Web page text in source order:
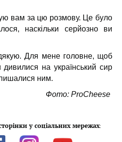
вам за цю розмову. Це було
наскільки серйозно ви
дякую. Для мене головне, щоб
дивилися на український сир
пишалися ним.
Фото: ProCheese
у соціальних мережах: